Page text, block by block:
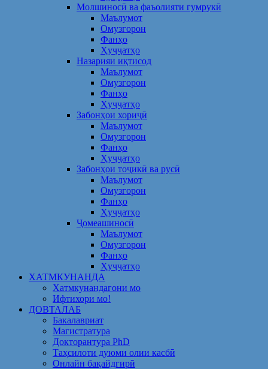
Молшиносӣ ва фаъолияти гумрукӣ
Маълумот
Омузгорон
Фанҳо
Ҳуҷҷатҳо
Назарияи иқтисод
Маълумот
Омузгорон
Фанҳо
Ҳуҷҷатҳо
Забонҳои хориҷӣ
Маълумот
Омузгорон
Фанҳо
Ҳуҷҷатҳо
Забонҳои тоҷикӣ ва русӣ
Маълумот
Омузгорон
Фанҳо
Ҳуҷҷатҳо
Ҷомеашиносӣ
Маълумот
Омузгорон
Фанҳо
Ҳуҷҷатҳо
ХАТМКУНАНДА
Хатмкунандагони мо
Ифтихори мо!
ДОВТАЛАБ
Бакалавриат
Магистратура
Докторантура PhD
Таҳсилоти дуюми олии касбӣ
Онлайн бақайдгирӣ